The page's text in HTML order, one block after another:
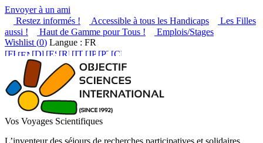
Envoyer à un ami
Restez informés !
Accessible à tous les Handicaps
Les Filles
aussi !
Haut de Gamme pour Tous !
Emplois/Stages
Wishlist (0) Langue : FR
Vos Voyages Scientifiques
L’inventeur des séjours de recherches participatives et solidaires